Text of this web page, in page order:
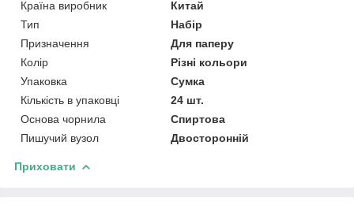
Країна виробник
Китай
Тип
Набір
Призначення
Для паперу
Колір
Різні кольори
Упаковка
Сумка
Кількість в упаковці
24 шт.
Основа чорнила
Спиртова
Пишучий вузол
Двосторонній
Приховати